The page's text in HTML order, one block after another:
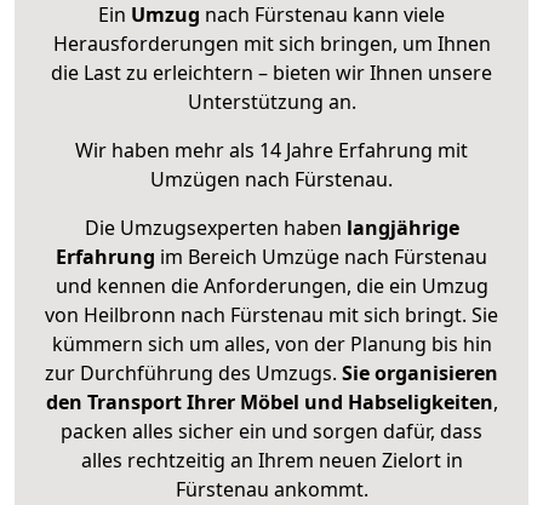
Ein Umzug nach Fürstenau kann viele
Herausforderungen mit sich bringen, um Ihnen
die Last zu erleichtern – bieten wir Ihnen unsere
Unterstützung an.
Wir haben mehr als 14 Jahre Erfahrung mit
Umzügen nach Fürstenau.
Die Umzugsexperten haben langjährige
Erfahrung im Bereich Umzüge nach Fürstenau
und kennen die Anforderungen, die ein Umzug
von Heilbronn nach Fürstenau mit sich bringt. Sie
kümmern sich um alles, von der Planung bis hin
zur Durchführung des Umzugs. Sie organisieren
den Transport Ihrer Möbel und Habseligkeiten,
packen alles sicher ein und sorgen dafür, dass
alles rechtzeitig an Ihrem neuen Zielort in
Fürstenau ankommt.